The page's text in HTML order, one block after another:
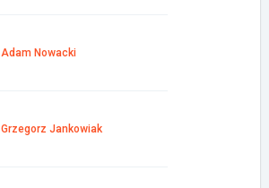
Adam Nowacki
Grzegorz Jankowiak